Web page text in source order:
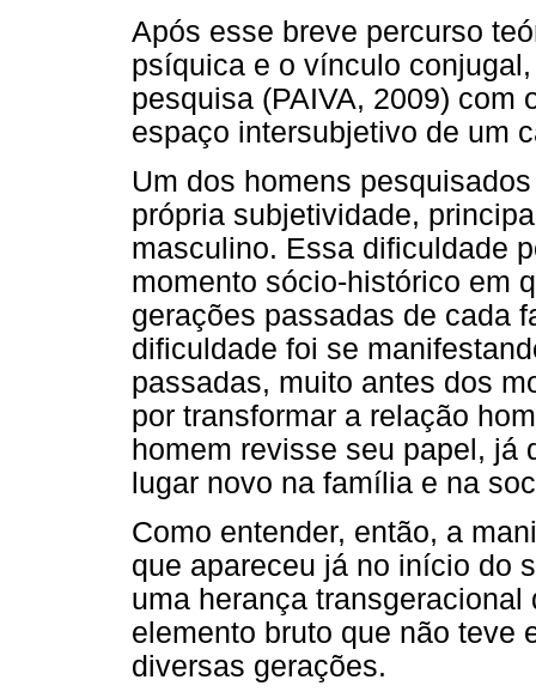
Após esse breve percurso
psíquica e o vínculo
pesquisa (PAIVA, 2009) com
espaço intersubjetivo de um
Um dos homens
própria subjetividade,
masculino. Essa dificuldade
momento sócio-histórico em
gerações passadas de cada
dificuldade foi se
passadas, muito antes dos
por transformar a relação
homem revisse seu papel, já
lugar novo na família e na
Como entender, então, a
que apareceu já no início do
uma herança
elemento bruto que não teve
diversas gerações.